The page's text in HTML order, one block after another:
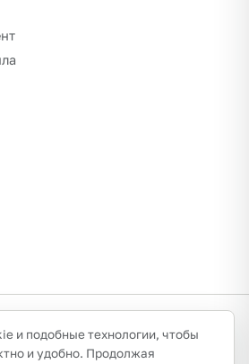
конфиденциальности
и подобные технологии, чтобы
и удобно. Продолжая